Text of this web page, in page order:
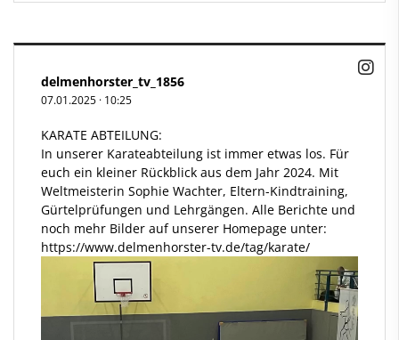
delmenhorster_tv_1856
07.01.2025 · 10:25
KARATE ABTEILUNG:
In unserer Karateabteilung ist immer etwas los. Für
euch ein kleiner Rückblick aus dem Jahr 2024. Mit
Weltmeisterin Sophie Wachter, Eltern-Kindtraining,
Gürtelprüfungen und Lehrgängen. Alle Berichte und
noch mehr Bilder auf unserer Homepage unter:
https://www.delmenhorster-tv.de/tag/karate/